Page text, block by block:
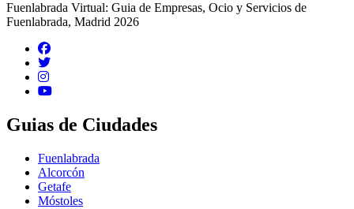
Fuenlabrada Virtual: Guia de Empresas, Ocio y Servicios de
Fuenlabrada, Madrid 2026
Guias de Ciudades
Fuenlabrada
Alcorcón
Getafe
Móstoles